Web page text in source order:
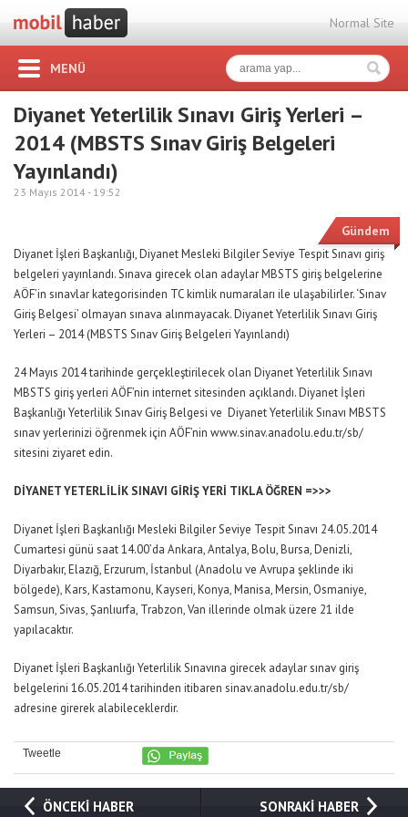
Normal Site
MENÜ
Diyanet Yeterlilik Sınavı Giriş Yerleri –
2014 (MBSTS Sınav Giriş Belgeleri
Yayınlandı)
23 Mayıs 2014 - 19:52
Gündem
Diyanet İşleri Başkanlığı, Diyanet Mesleki Bilgiler Seviye Tespit Sınavı giriş
belgeleri yayınlandı. Sınava girecek olan adaylar MBSTS giriş belgelerine
AÖF’in sınavlar kategorisinden TC kimlik numaraları ile ulaşabilirler. ‘Sınav
Giriş Belgesi’ olmayan sınava alınmayacak. Diyanet Yeterlilik Sınavı Giriş
Yerleri – 2014 (MBSTS Sınav Giriş Belgeleri Yayınlandı)
24 Mayıs 2014 tarihinde gerçekleştirilecek olan Diyanet Yeterlilik Sınavı
MBSTS giriş yerleri AÖF’nin internet sitesinden açıklandı. Diyanet İşleri
Başkanlığı Yeterlilik Sınav Giriş Belgesi ve Diyanet Yeterlilik Sınavı MBSTS
sınav yerlerinizi öğrenmek için AÖF’nin www.sinav.anadolu.edu.tr/sb/
sitesini ziyaret edin.
DİYANET YETERLİLİK SINAVI GİRİŞ YERİ TIKLA ÖĞREN =>>>
Diyanet İşleri Başkanlığı Mesleki Bilgiler Seviye Tespit Sınavı 24.05.2014
Cumartesi günü saat 14.00’da Ankara, Antalya, Bolu, Bursa, Denizli,
Diyarbakır, Elazığ, Erzurum, İstanbul (Anadolu ve Avrupa şeklinde iki
bölgede), Kars, Kastamonu, Kayseri, Konya, Manisa, Mersin, Osmaniye,
Samsun, Sivas, Şanlıurfa, Trabzon, Van illerinde olmak üzere 21 ilde
yapılacaktır.
Diyanet İşleri Başkanlığı Yeterlilik Sınavına girecek adaylar sınav giriş
belgelerini 16.05.2014 tarihinden itibaren sinav.anadolu.edu.tr/sb/
adresine girerek alabileceklerdir.
Tweetle
ÖNCEKİ HABER SONRAKİ HABER